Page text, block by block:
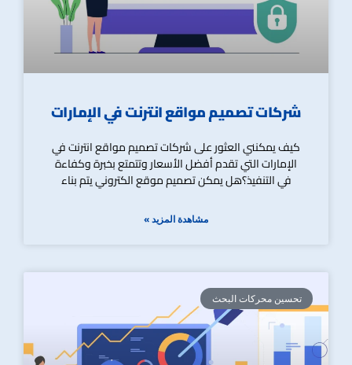
شركات تصميم مواقع انترنت في الإمارات
كيف يمكنني العثور على شركات تصميم مواقع انترنت في
الإمارات التي تقدم أفضل الأسعار وتتمتع بخبرة وكفاءة
في التنفيذ؟هل يمكن تصميم موقع الكتروني يتم بناء
مشاهدة المزيد »
تحسين محركات البحث